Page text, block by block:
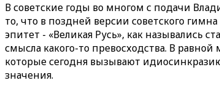
В советские годы во многом с подачи
то, что в поздней версии советского
эпитет - «Великая Русь», как назывались
смысла какого-то превосходства. В
которые сегодня вызывают
значения.